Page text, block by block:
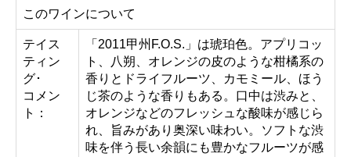
このワインについて
テイス
ティン
グ･
コメン
ト：
「2011甲州F.O.S.」は琥珀色。アプリコッ
ト、八朔、オレンジの皮のような柑橘系の
香りとドライフルーツ、カモミール、ほう
じ茶のような香りもある。口中は渋みと、
オレンジなどのフレッシュな酸味が感じら
れ、旨みがあり奥深い味わい。ソフトな渋
味を伴う長い余韻にも豊かなフルーツが感